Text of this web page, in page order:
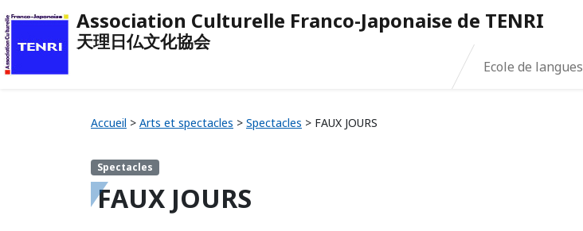
Association Culturelle Franco-Japonaise de TENRI
天理日仏文化協会
Ecole de langues
Accueil > Arts et spectacles > Spectacles > FAUX JOURS
Spectacles
FAUX JOURS